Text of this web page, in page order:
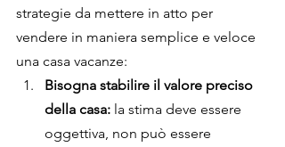
strategie da mettere in atto per
vendere in maniera semplice e veloce
una casa vacanze:
Bisogna stabilire il valore preciso
della casa: la stima deve essere
oggettiva, non può essere